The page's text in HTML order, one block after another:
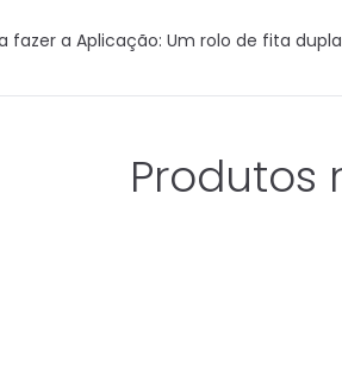
a Aplicação: Um rolo de fita
Produtos